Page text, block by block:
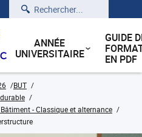
Rechercher
ANNÉE
UNIVERSITAIRE
GUIDE
EN PDF
BUT
- Classique et alternance